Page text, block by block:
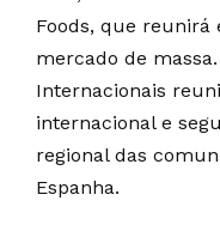
Foods, que reunirá
mercado de
Internacionais
internacional e
regional das
Espanha.